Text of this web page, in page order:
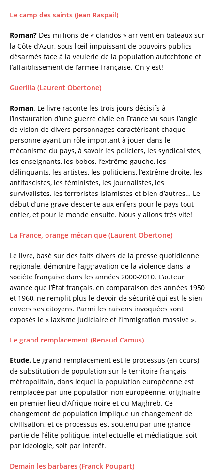
Le camp des saints (Jean Raspail)
Roman? Des millions de « clandos » arrivent en bateaux sur
la Côte d’Azur, sous l’œil impuissant de pouvoirs publics
désarmés face à la veulerie de la population autochtone et
l’affaiblissement de l’armée française. On y est!
Guerilla (Laurent Obertone)
Roman. Le livre raconte les trois jours décisifs à
l’instauration d’une guerre civile en France vu sous l’angle
de vision de divers personnages caractérisant chaque
personne ayant un rôle important à jouer dans le
mécanisme du pays, à savoir les policiers, les syndicalistes,
les enseignants, les bobos, l’extrême gauche, les
délinquants, les artistes, les politiciens, l’extrême droite, les
antifascistes, les féministes, les journalistes, les
survivalistes, les terroristes islamistes et bien d’autres… Le
début d’une grave descente aux enfers pour le pays tout
entier, et pour le monde ensuite. Nous y allons très vite!
La France, orange mécanique (Laurent Obertone)
Le livre, basé sur des faits divers de la presse quotidienne
régionale, démontre l’aggravation de la violence dans la
société française dans les années 2000-2010. L’auteur
avance que l’État français, en comparaison des années 1950
et 1960, ne remplit plus le devoir de sécurité qui est le sien
envers ses citoyens. Parmi les raisons invoquées sont
exposés le « laxisme judiciaire et l’immigration massive ».
Le grand remplacement (Renaud Camus)
Etude. Le grand remplacement est le processus (en cours)
de substitution de population sur le territoire français
métropolitain, dans lequel la population européenne est
remplacée par une population non européenne, originaire
en premier lieu d’Afrique noire et du Maghreb. Ce
changement de population implique un changement de
civilisation, et ce processus est soutenu par une grande
partie de l’élite politique, intellectuelle et médiatique, soit
par idéologie, soit par intérêt.
Demain les barbares (Franck Poupart)